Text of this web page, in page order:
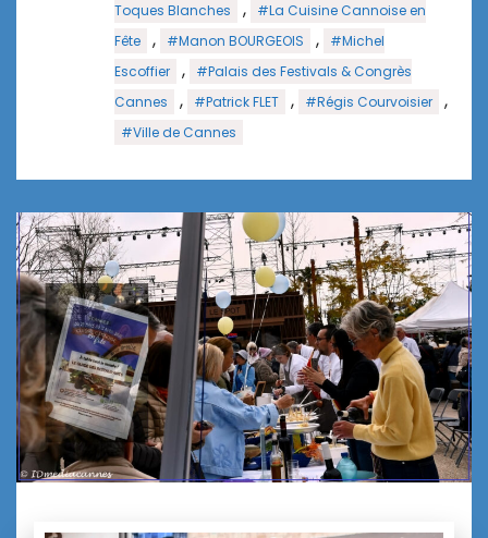
Toques Blanches
,
#La Cuisine Cannoise en
Fête
, #Manon BOURGEOIS ,
#Michel
Escoffier
,
#Palais des Festivals & Congrès
Cannes
, #Patrick FLET , #Régis Courvoisier ,
#Ville de Cannes